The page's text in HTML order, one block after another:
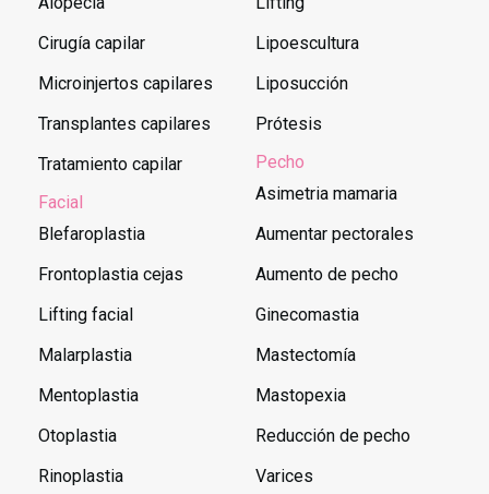
Cirugía capilar
Microinjertos capilares
Transplantes capilares
Tratamiento capilar
Facial
Blefaroplastia
Frontoplastia cejas
Lifting facial
Malarplastia
Mentoplastia
Otoplastia
Rinoplastia
Lipoescultura
Liposucción
Prótesis
Pecho
Asimetria mamaria
Aumentar pectorales
Aumento de pecho
Ginecomastia
Mastectomía
Mastopexia
Reducción de pecho
Varices